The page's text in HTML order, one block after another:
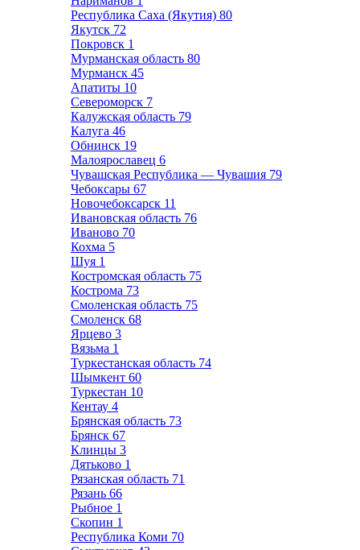
Республика Саха (Якутия) 80
Якутск 72
Покровск 1
Мурманская область 80
Мурманск 45
Апатиты 10
Североморск 7
Калужская область 79
Калуга 46
Обнинск 19
Малоярославец 6
Чувашская Республика — Чувашия 79
Чебоксары 67
Новочебоксарск 11
Ивановская область 76
Иваново 70
Кохма 5
Шуя 1
Костромская область 75
Кострома 73
Смоленская область 75
Смоленск 68
Ярцево 3
Вязьма 1
Туркестанская область 74
Шымкент 60
Туркестан 10
Кентау 4
Брянская область 73
Брянск 67
Клинцы 3
Дятьково 1
Рязанская область 71
Рязань 66
Рыбное 1
Скопин 1
Республика Коми 70